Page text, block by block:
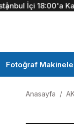
İçi 18:00'a
Fotoğraf
Anasayfa